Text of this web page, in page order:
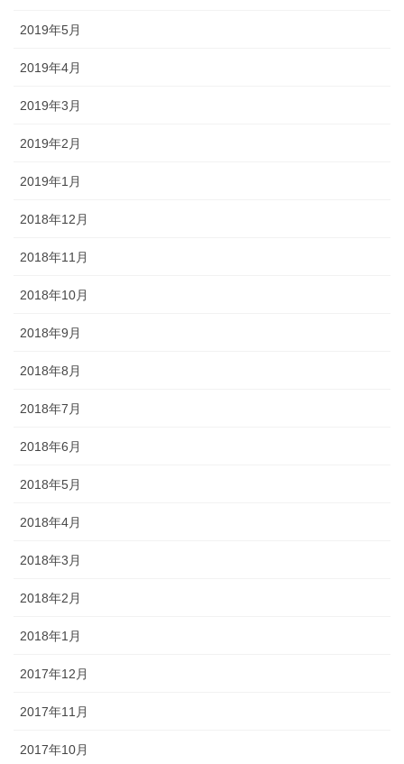
2019年5月
2019年4月
2019年3月
2019年2月
2019年1月
2018年12月
2018年11月
2018年10月
2018年9月
2018年8月
2018年7月
2018年6月
2018年5月
2018年4月
2018年3月
2018年2月
2018年1月
2017年12月
2017年11月
2017年10月